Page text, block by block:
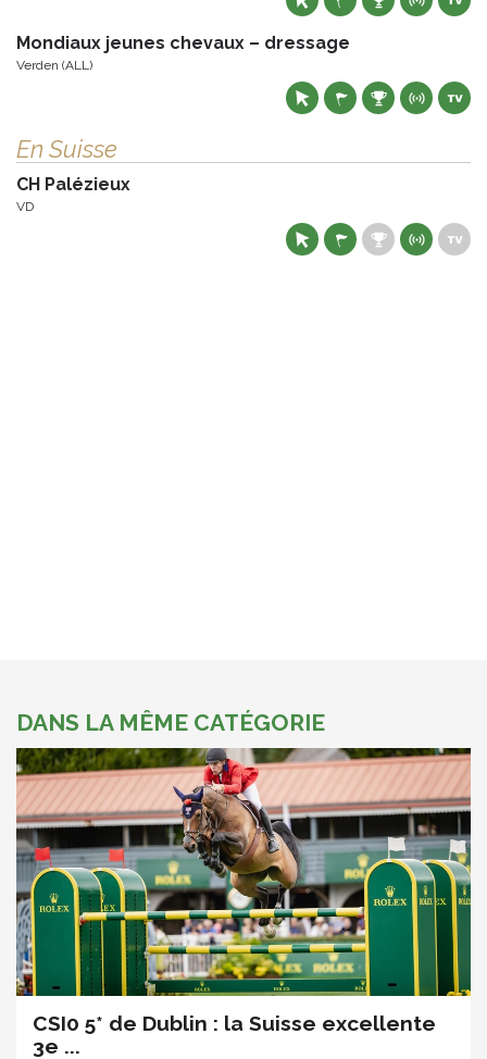
Mondiaux jeunes chevaux – dressage
Verden (ALL)
En Suisse
CH Palézieux
VD
DANS LA MÊME CATÉGORIE
CSI0 5* de Dublin : la Suisse excellente
3e ...